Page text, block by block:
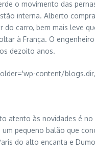
o movimento das
interna. Alberto
carro, bem mais leve
à França. O
dezoito anos.
atento às novidades é
um pequeno balão que
do alto encanta e